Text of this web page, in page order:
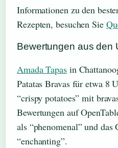
Informationen zu den
Rezepten, besuchen Sie
Bewertungen aus den
Amada Tapasin
Patatas Bravas für etwa 8
“crispy potatoes” mit
Bewertungen auf
als “phenomenal” und das
“enchanting”.